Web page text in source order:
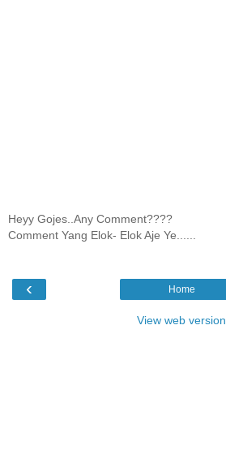
Heyy Gojes..Any Comment????
Comment Yang Elok- Elok Aje Ye......
‹ Home
View web version